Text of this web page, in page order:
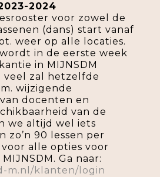
2024
voor zowel de
(dans) start vanaf
weer op alle locaties.
in de eerste week
in MIJNSDM
veel zal hetzelfde
wijzigende
docenten en
van de
we altijd wel iets
zo’n 90 lessen per
alle opties voor
Ga naar:
m.nl/klanten/login